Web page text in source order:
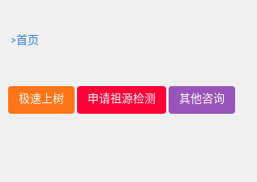
>首页
极速上树 申请祖源检测 其他咨询